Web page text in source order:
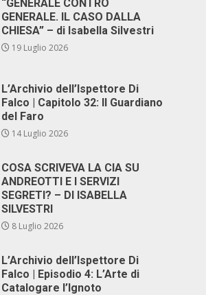
“GENERALE CONTRO
GENERALE. IL CASO DALLA
CHIESA” – di Isabella Silvestri
19 Luglio 2026
L’Archivio dell’Ispettore Di
Falco | Capitolo 32: Il Guardiano
del Faro
14 Luglio 2026
COSA SCRIVEVA LA CIA SU
ANDREOTTI E I SERVIZI
SEGRETI? – DI ISABELLA
SILVESTRI
8 Luglio 2026
L’Archivio dell’Ispettore Di
Falco | Episodio 4: L’Arte di
Catalogare l’Ignoto